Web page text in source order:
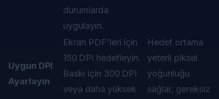
durumlarda
uygulayın.
Uygun DPI
Ayarlayın
Ekran PDF'leri için
150 DPI hedefleyin.
Baskı için 300 DPI
veya daha yüksek
Hedef ortama
yeterli piksel
yoğunluğu
sağlar, gereksiz